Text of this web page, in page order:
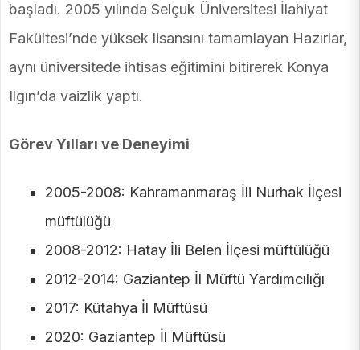
başladı. 2005 yılında Selçuk Üniversitesi İlahiyat
Fakültesi’nde yüksek lisansını tamamlayan Hazırlar,
aynı üniversitede ihtisas eğitimini bitirerek Konya
Ilgın’da vaizlik yaptı.
Görev Yılları ve Deneyimi
2005-2008: Kahramanmaraş İli Nurhak İlçesi
müftülüğü
2008-2012: Hatay İli Belen İlçesi müftülüğü
2012-2014: Gaziantep İl Müftü Yardımcılığı
2017: Kütahya İl Müftüsü
2020: Gaziantep İl Müftüsü